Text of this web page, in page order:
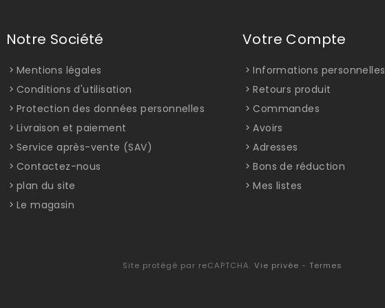
Notre Société
Mentions légales
Conditions d'utilisation
Protection des données personnelles
Livraison et paiement
Service après-vente (SAV)
Contactez-nous
plan du site
Le magasin
Votre Compte
Informations personnelles
Retours produit
Commandes
Avoirs
Adresses
Bons de réduction
Mes listes
Site protégé par reCAPTCHA. Vie privée - Termes